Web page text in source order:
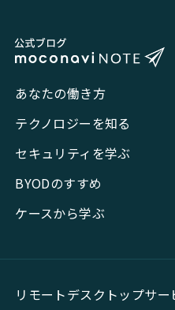
あなたの働き方
テクノロジーを知る
セキュリティを学ぶ
BYODのすすめ
ケースから学ぶ
リモートデスクトップサー